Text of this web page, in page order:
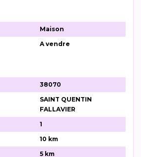
Maison
A vendre
38070
SAINT QUENTIN
FALLAVIER
1
10 km
5 km